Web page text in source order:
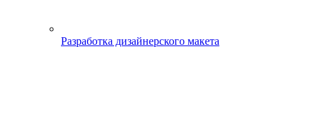
Разработка дизайнерского макета